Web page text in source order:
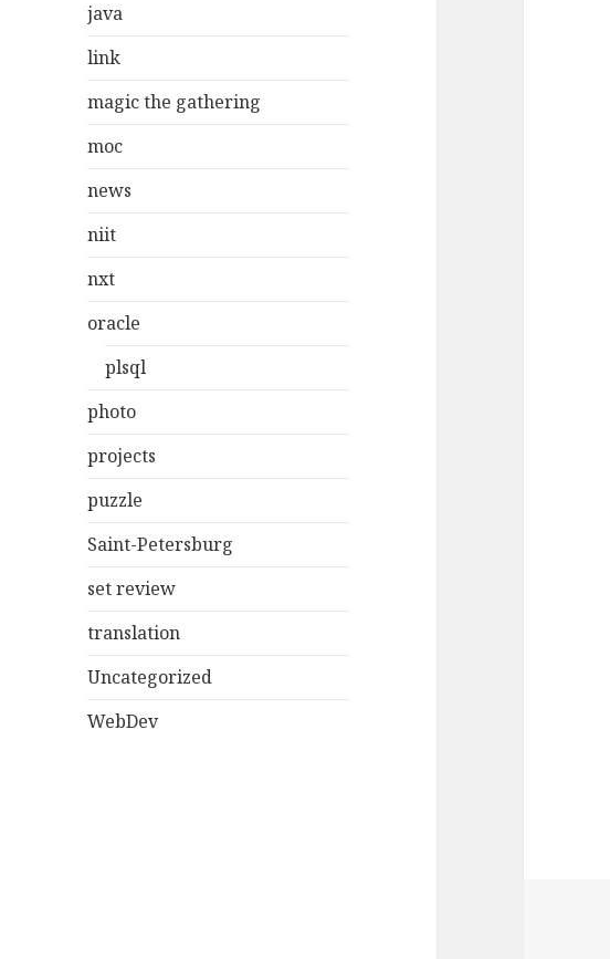
java
link
magic the gathering
moc
news
niit
nxt
oracle
plsql
photo
projects
puzzle
Saint-Petersburg
set review
translation
Uncategorized
WebDev